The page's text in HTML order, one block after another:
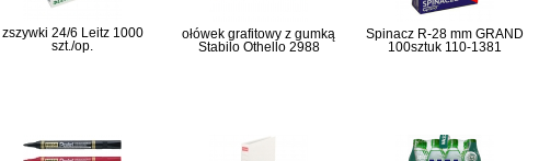
zszywki 24/6 Leitz 1000
szt./op.
ołówek grafitowy z gumką
Stabilo Othello 2988
Spinacz R-28 mm GRAND
100sztuk 110-1381